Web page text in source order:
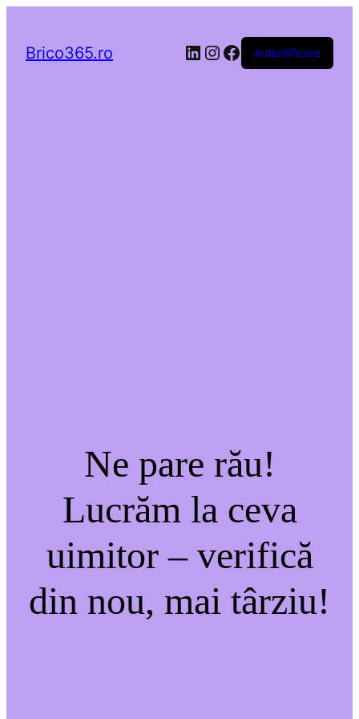
Brico365.ro LinkedIn
Instagram
Facebook
Autentificare
Ne pare rău!
Lucrăm la ceva
uimitor – verifică
din nou, mai târziu!